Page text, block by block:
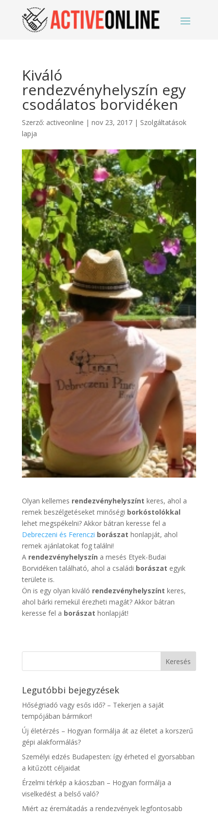
Kiváló
rendezvényhelyszín egy
csodálatos borvidéken
Szerző: activeonline | nov 23, 2017| Szolgáltatások
lapja
Olyan kellemes rendezvényhelyszínt keres, ahol a
remek beszélgetéseket minőségi borkóstolókkal
lehet megspékelni? Akkor bátran keresse fel a
Debreczeni és Ferenczi borászat honlapját, ahol
remek ajánlatokat fog találni!
A rendezvényhelyszín a mesés Etyek-Budai
Borvidéken található, ahol a családi borászat egyik
területe is.
Ön is egy olyan kiváló rendezvényhelyszínt keres,
ahol bárki remekül érezheti magát? Akkor bátran
keresse fel a borászat honlapját!
Legutóbbi bejegyzések
Hőségriadó vagy esős idő? – Tekerjen a saját
tempójában bármikor!
Új életérzés – Hogyan formálja át az életet a korszerű
gépi alakformálás?
Személyi edzés Budapesten: így érheted el gyorsabban
a kitűzött céljaidat
Érzelmi térkép a káoszban – Hogyan formálja a
viselkedést a belső való?
Miért az éremátadás a rendezvények legfontosabb